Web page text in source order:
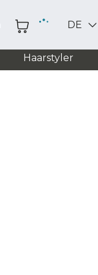
DE
Haarstyler